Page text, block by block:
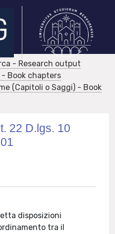
- Research output
Book chapters
(Capitoli o Saggi) - Book
22 D.lgs. 10
disposizioni
tra il